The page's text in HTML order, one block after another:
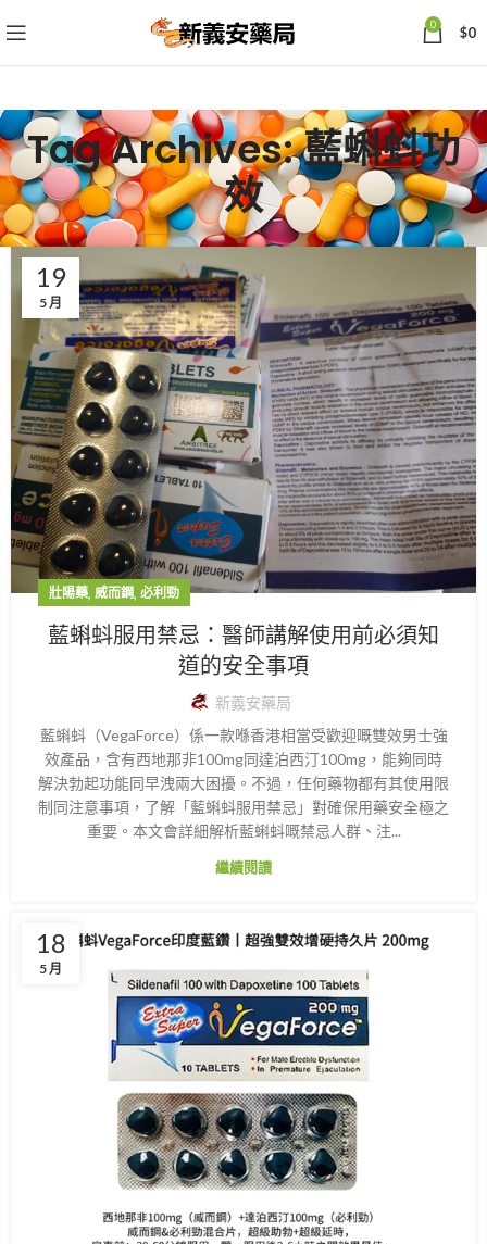
0 $0
Tag Archives: 藍蝌蚪功
效
19
5 月
壯陽藥, 威而鋼, 必利勁
藍蝌蚪服用禁忌：醫師講解使用前必須知
道的安全事項
新義安藥局
藍蝌蚪（VegaForce）係一款喺香港相當受歡迎嘅雙效男士強
效產品，含有西地那非100mg同達泊西汀100mg，能夠同時
解決勃起功能同早洩兩大困擾。不過，任何藥物都有其使用限
制同注意事項，了解「藍蝌蚪服用禁忌」對確保用藥安全極之
重要。本文會詳細解析藍蝌蚪嘅禁忌人群、注...
繼續閱讀
18
5 月